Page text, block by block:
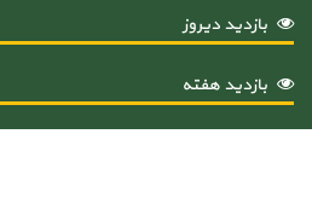
بازدید دیروز
بازدید هفته